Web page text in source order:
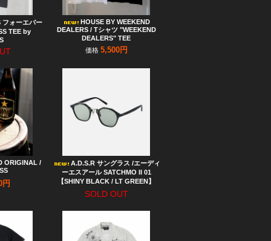
フォーエバー
TEE by
HOUSE BY WEEKEND
DEALERS / Tシャツ "WEEKEND
DEALERS" TEE
価格 5,500円
ORIGINAL /
円
A.D.S.R サングラス /エーディ
ーエスアール SATCHMO II 01
【SHINY BLACK / LT GREEN】
SOLD OUT